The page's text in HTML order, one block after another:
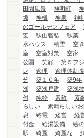
田園風景
神明町
坂
神様 神泉 神
のゴールデンフェア
宏
秋山智弘 秋葉
水ハウス
積雪 空き
室
空室対策 空家
公園
笑顔 第５フ
レ
管理 管理体制
分
築１０年 築9年
浅
築浅戸建 築浅
付
純粋 素敵 素
らしい
素晴らしいお
息
終電 経営 経
付金
給湯設備 絵
駅
綺麗 綺麗な